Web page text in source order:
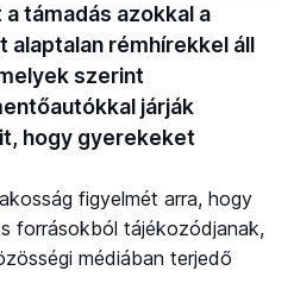
támadás azokkal a
rémhírekkel áll
szerint
járják
hogy gyerekeket
figyelmét arra, hogy
forrásokból tájékozódjanak,
médiában terjedő